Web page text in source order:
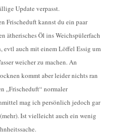
Update verpasst.
Frischeduft kannst du ein paar
ätherisches Öl ins Weichspülerfach
evtl auch mit einem Löffel Essig um
weicher zu machen. An
kommt aber leider nichts ran
„Frischeduft“ normaler
mag ich persönlich jedoch gar
Ist vielleicht auch ein wenig